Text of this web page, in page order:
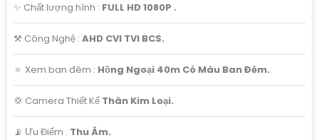
✨ Chất lượng hình : FULL HD 1080P .
⚒ Công Nghệ : AHD CVI TVI BCS.
🔅 Xem ban đêm : Hồng Ngoại 40m Có Màu Ban Đêm.
💢 Camera Thiết Kế Thân Kim Loại.
️📡 Ưu Điểm : Thu Âm.